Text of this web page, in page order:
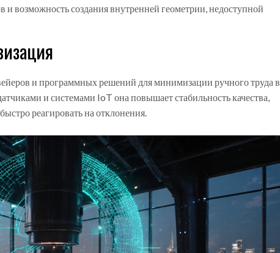
и возможность создания внутренней геометрии, недоступной
и программных решений для минимизации ручного труда в
и системами IoT она повышает стабильность качества,
реагировать на отклонения.